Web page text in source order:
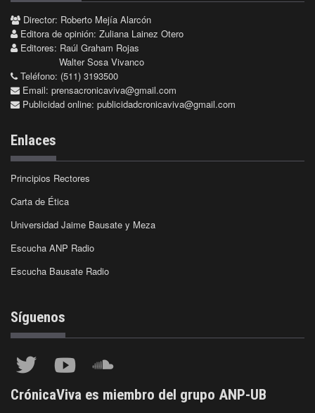
Director: Roberto Mejía Alarcón
Editora de opinión: Zuliana Lainez Otero
Editores: Raúl Graham Rojas
Walter Sosa Vivanco
Teléfono: (511) 3193500
Email: prensacronicaviva@gmail.com
Publicidad online: publicidadcronicaviva@gmail.com
Enlaces
Principios Rectores
Carta de Ética
Universidad Jaime Bausate y Meza
Escucha ANP Radio
Escucha Bausate Radio
Síguenos
CrónicaViva es miembro del grupo ANP-UB